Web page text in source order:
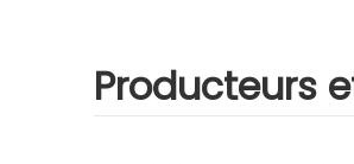
Producteurs